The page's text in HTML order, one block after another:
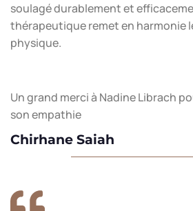
soulagé durablement et
thérapeutique remet en harmonie
physique.
Un grand merci à Nadine Librach
son empathie
Chirhane Saiah